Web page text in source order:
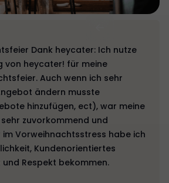
Dank heycater: Ich nutze
von heycater! für meine
Auch wenn ich sehr
ändern musste
hinzufügen, ect), war meine
zuvorkommend und
Vorweihnachtsstress habe ich
Kundenorientiertes
Respekt bekommen.